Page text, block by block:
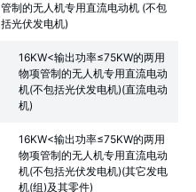
管制的无人机专用直流电动机 (不包
括光伏发电机)
16KW<输出功率≤75KW的两用
物项管制的无人机专用直流电动
机(不包括光伏发电机)(直流电动
机)
16KW<输出功率≤75KW的两用
物项管制的无人机专用直流电动
机(不包括光伏发电机)(其它发电
机(组)及其零件)